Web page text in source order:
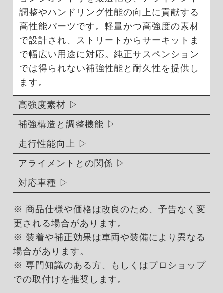
調整やハンドリング性能の向上に貢献する
高性能パーツです。軽量かつ高強度の素材
で設計され、ストリートからサーキットま
で幅広い用途に対応。純正サスペンション
では得られない補強性能と耐久性を提供し
ます。
高強度素材
補強構造と調整機能
走行性能向上
アライメントとの関係
対応車種
※ 商品仕様や価格は改良のため、予告なく変
更される場合があります。
※ 装着や補正効果は車両や装備により異なる
場合があります。
※ 専門知識のある方、もしくはプロショップ
での取付けを推奨します。